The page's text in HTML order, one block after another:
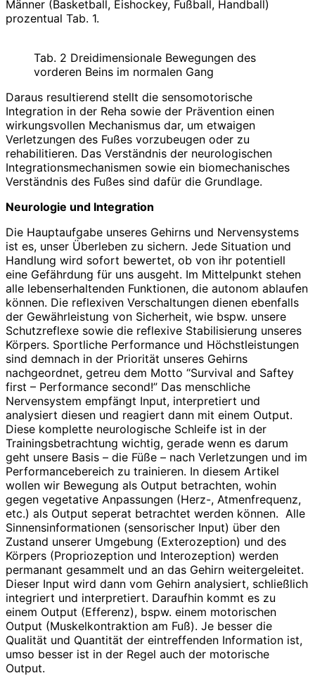
Männer (Basketball, Eishockey, Fußball, Handball)
prozentual Tab. 1.
Tab. 2 Dreidimensionale Bewegungen des
vorderen Beins im normalen Gang
Daraus resultierend stellt die sensomotorische
Integration in der Reha sowie der Prävention einen
wirkungsvollen Mechanismus dar, um etwaigen
Verletzungen des Fußes vorzubeugen oder zu
rehabilitieren. Das Verständnis der neurologischen
Integrationsmechanismen sowie ein biomechanisches
Verständnis des Fußes sind dafür die Grundlage.
Neurologie und Integration
Die Hauptaufgabe unseres Gehirns und Nervensystems
ist es, unser Überleben zu sichern. Jede Situation und
Handlung wird sofort bewertet, ob von ihr potentiell
eine Gefährdung für uns ausgeht. Im Mittelpunkt stehen
alle lebenserhaltenden Funktionen, die autonom ablaufen
können. Die reflexiven Verschaltungen dienen ebenfalls
der Gewährleistung von Sicherheit, wie bspw. unsere
Schutzreflexe sowie die reflexive Stabilisierung unseres
Körpers. Sportliche Performance und Höchstleistungen
sind demnach in der Priorität unseres Gehirns
nachgeordnet, getreu dem Motto “Survival and Saftey
first – Performance second!” Das menschliche
Nervensystem empfängt Input, interpretiert und
analysiert diesen und reagiert dann mit einem Output.
Diese komplette neurologische Schleife ist in der
Trainingsbetrachtung wichtig, gerade wenn es darum
geht unsere Basis – die Füße – nach Verletzungen und im
Performancebereich zu trainieren. In diesem Artikel
wollen wir Bewegung als Output betrachten, wohin
gegen vegetative Anpassungen (Herz-, Atmenfrequenz,
etc.) als Output seperat betrachtet werden können. Alle
Sinnensinformationen (sensorischer Input) über den
Zustand unserer Umgebung (Exterozeption) und des
Körpers (Propriozeption und Interozeption) werden
permanant gesammelt und an das Gehirn weitergeleitet.
Dieser Input wird dann vom Gehirn analysiert, schließlich
integriert und interpretiert. Daraufhin kommt es zu
einem Output (Efferenz), bspw. einem motorischen
Output (Muskelkontraktion am Fuß). Je besser die
Qualität und Quantität der eintreffenden Information ist,
umso besser ist in der Regel auch der motorische
Output.